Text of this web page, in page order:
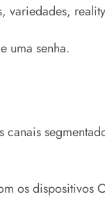
uma senha.​
os dispositivos